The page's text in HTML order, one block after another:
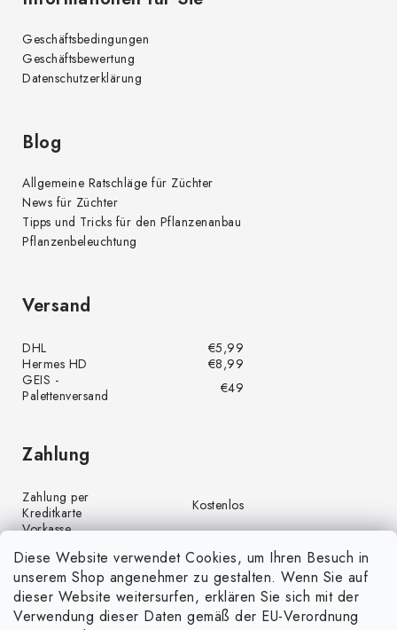
Diese Website verwendet Cookies, um Ihren Besuch in
unserem Shop angenehmer zu gestalten. Wenn Sie auf
dieser Website weitersurfen, erklären Sie sich mit der
Verwendung dieser Daten gemäß der EU-Verordnung
Geschäftsbedingungen
Geschäftsbewertung
Datenschutzerklärung
Blog
Allgemeine Ratschläge für Züchter
News für Züchter
Tipps und Tricks für den Pflanzenanbau
Pflanzenbeleuchtung
Versand
DHL
€5,99
Hermes HD
€8,99
GEIS -
Palettenversand
€49
Zahlung
Zahlung per
Kreditkarte
Kostenlos
Vorkasse
Zahlung per PayPal
Kostenlos
Nachnahme
€4,00